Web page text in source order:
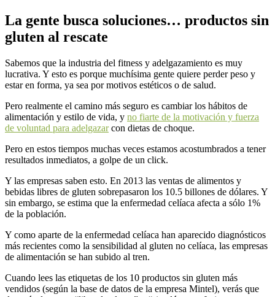
La gente busca soluciones… productos sin
gluten al rescate
Sabemos que la industria del fitness y adelgazamiento es muy
lucrativa. Y esto es porque muchísima gente quiere perder peso y
estar en forma, ya sea por motivos estéticos o de salud.
Pero realmente el camino más seguro es cambiar los hábitos de
alimentación y estilo de vida, y no fiarte de la motivación y fuerza
de voluntad para adelgazarcon dietas de choque.
Pero en estos tiempos muchas veces estamos acostumbrados a tener
resultados inmediatos, a golpe de un click.
Y las empresas saben esto. En 2013 las ventas de alimentos y
bebidas libres de gluten sobrepasaron los 10.5 billones de dólares. Y
sin embargo, se estima que la enfermedad celíaca afecta a sólo 1%
de la población.
Y como aparte de la enfermedad celíaca han aparecido diagnósticos
más recientes como la sensibilidad al gluten no celíaca, las empresas
de alimentación se han subido al tren.
Cuando lees las etiquetas de los 10 productos sin gluten más
vendidos (según la base de datos de la empresa Mintel), verás que